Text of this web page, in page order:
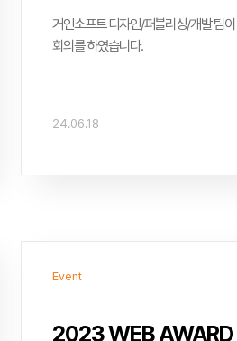
거인소프트 디자인/퍼블리싱/개발 팀
회의를 하였습니다.
24.06.18
Event